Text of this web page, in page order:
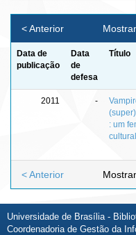
< Anterior
Data de
publicação
Data
de
defesa
Título
2011 -
: um
< Anterior
Universidade de Brasília -
Coordenadoria de Gestão da